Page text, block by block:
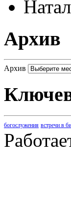
Архив
Архив
богослужения встречи в